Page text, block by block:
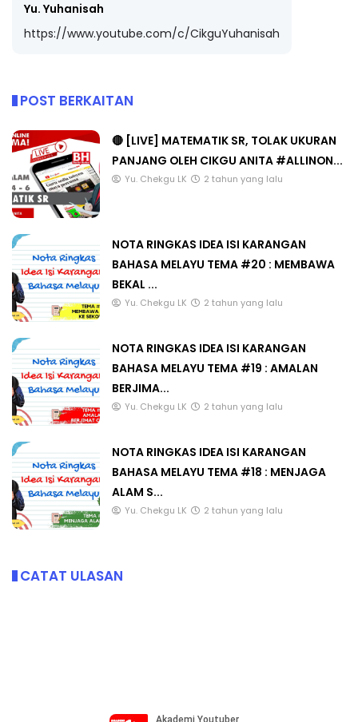
Yu. Yuhanisah
https://www.youtube.com/c/CikguYuhanisah
POST BERKAITAN
🔴 [LIVE] MATEMATIK SR, TOLAK UKURAN
PANJANG OLEH CIKGU ANITA #ALLINON...
Yu. Chekgu LK 2 tahun yang lalu
NOTA RINGKAS IDEA ISI KARANGAN
BAHASA MELAYU TEMA #20 : MEMBAWA
BEKAL ...
Yu. Chekgu LK 2 tahun yang lalu
NOTA RINGKAS IDEA ISI KARANGAN
BAHASA MELAYU TEMA #19 : AMALAN
BERJIMA...
Yu. Chekgu LK 2 tahun yang lalu
NOTA RINGKAS IDEA ISI KARANGAN
BAHASA MELAYU TEMA #18 : MENJAGA
ALAM S...
Yu. Chekgu LK 2 tahun yang lalu
CATAT ULASAN